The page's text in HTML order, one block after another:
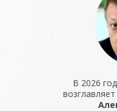
В 2026